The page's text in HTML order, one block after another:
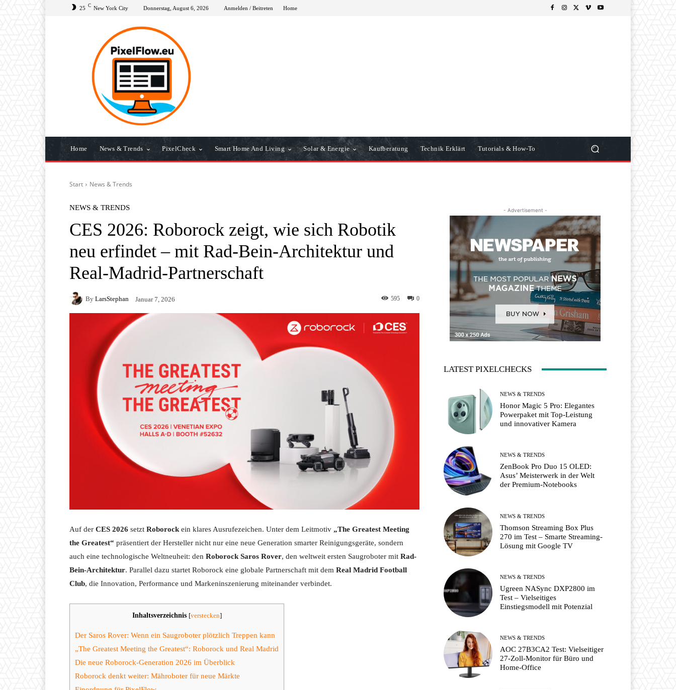
25 C New York City Donnerstag, August 6, 2026 Anmelden / Beitreten Home
Home News & Trends PixelCheck Smart Home And Living Solar & Energie Kaufberatung Technik Erklärt Tutorials & How-To
Start News & Trends
NEWS & TRENDS
CES 2026: Roborock zeigt, wie sich Robotik
neu erfindet – mit Rad-Bein-Architektur und
Real-Madrid-Partnerschaft
By LarsStephan Januar 7, 2026 0
595
Auf der CES 2026 setzt Roborock ein klares Ausrufezeichen. Unter dem Leitmotiv „The Greatest Meeting
the Greatest“ präsentiert der Hersteller nicht nur eine neue Generation smarter Reinigungsgeräte, sondern
auch eine technologische Weltneuheit: den Roborock Saros Rover, den weltweit ersten Saugroboter mit Rad-
Bein-Architektur. Parallel dazu startet Roborock eine globale Partnerschaft mit dem Real Madrid Football
Club, die Innovation, Performance und Markeninszenierung miteinander verbindet.
Inhaltsverzeichnis [verstecken]
Der Saros Rover: Wenn ein Saugroboter plötzlich Treppen kann
„The Greatest Meeting the Greatest“: Roborock und Real Madrid
Die neue Roborock-Generation 2026 im Überblick
Roborock denkt weiter: Mähroboter für neue Märkte
- Advertisement -
LATEST PIXELCHECKS
NEWS & TRENDS
Honor Magic 5 Pro: Elegantes
Powerpaket mit Top-Leistung
und innovativer Kamera
NEWS & TRENDS
ZenBook Pro Duo 15 OLED:
Asus’ Meisterwerk in der Welt
der Premium-Notebooks
NEWS & TRENDS
Thomson Streaming Box Plus
270 im Test – Smarte Streaming-
Lösung mit Google TV
NEWS & TRENDS
Ugreen NASync DXP2800 im
Test – Vielseitiges
Einstiegsmodell mit Potenzial
NEWS & TRENDS
AOC 27B3CA2 Test: Vielseitiger
27-Zoll-Monitor für Büro und
Home-Office